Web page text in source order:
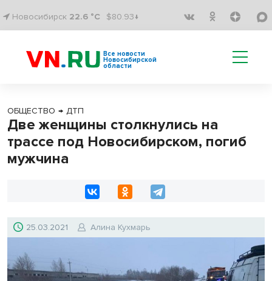
Новосибирск 22.6 °C $80.93↓
Все новости
Новосибирской
области
ОБЩЕСТВО → ДТП
Две женщины столкнулись на
трассе под Новосибирском, погиб
мужчина
25.03.2021 Алина Кухмарь